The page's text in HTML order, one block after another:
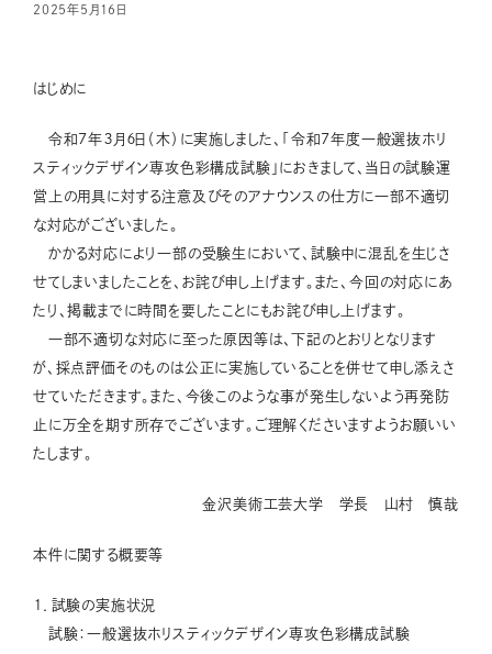
2025年5月16日
はじめに
令和7年３月６日（木）に実施しました、「令和7年度一般選抜ホリ
スティックデザイン専攻色彩構成試験」におきまして、当日の試験運
営上の用具に対する注意及びそのアナウンスの仕方に一部不適切
な対応がございました。
かかる対応により一部の受験生において、試験中に混乱を生じさ
せてしまいましたことを、お詫び申し上げます。また、今回の対応にあ
たり、掲載までに時間を要したことにもお詫び申し上げます。
一部不適切な対応に至った原因等は、下記のとおりとなります
が、採点評価そのものは公正に実施していることを併せて申し添えさ
せていただきます。また、今後このような事が発生しないよう再発防
止に万全を期す所存でございます。ご理解くださいますようお願いい
たします。
金沢美術工芸大学 学長 山村 慎哉
本件に関する概要等
１．試験の実施状況
試験：一般選抜ホリスティックデザイン専攻色彩構成試験